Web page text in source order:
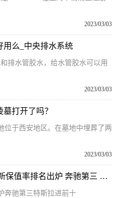
2023/03/03
用么_中央排水系统
排水管胶水，给水管胶水可以用
2023/03/03
打开了吗？
位于西安地区。在墓地中埋葬了两
2023/03/03
天天头条：豪华车别乱买 最新保值率排名出炉 奔驰第三 特斯拉进前十
奔驰第三特斯拉进前十